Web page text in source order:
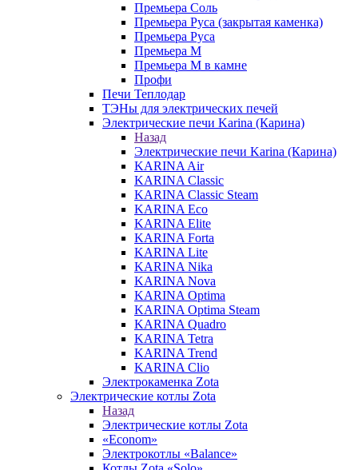
Премьера Cоль
Премьера Руса (закрытая каменка)
Премьера Руса
Премьера М
Премьера М в камне
Профи
Печи Теплодар
ТЭНы для электрических печей
Электрические печи Karina (Карина)
Назад
Электрические печи Karina (Карина)
KARINA Air
KARINA Classic
KARINA Classic Steam
KARINA Eco
KARINA Elite
KARINA Forta
KARINA Lite
KARINA Nika
KARINA Nova
KARINA Optima
KARINA Optima Steam
KARINA Quadro
KARINA Tetra
KARINA Trend
KARINA Clio
Электрокаменка Zota
Электрические котлы Zota
Назад
Электрические котлы Zota
«Econom»
Электрокотлы «Balance»